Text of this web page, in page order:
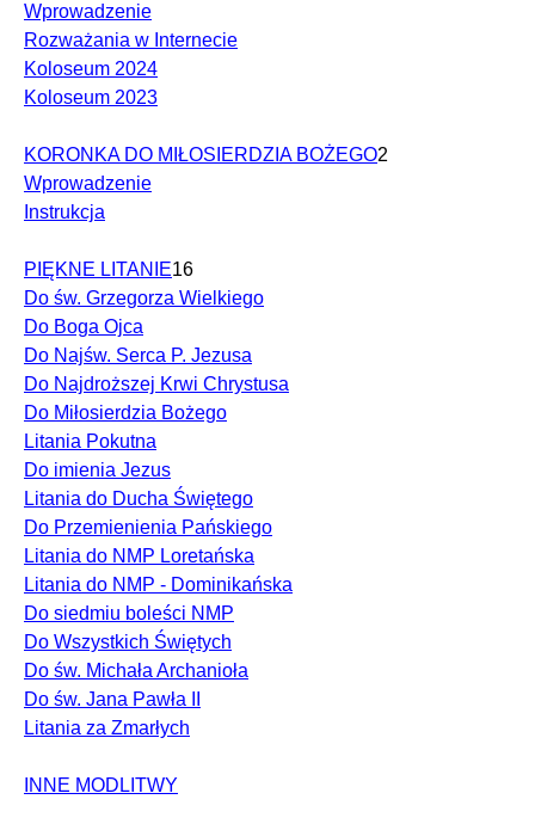
Wprowadzenie
Rozważania w Internecie
Koloseum 2024
Koloseum 2023
KORONKA DO MIŁOSIERDZIA BOŻEGO2
Wprowadzenie
Instrukcja
PIĘKNE LITANIE16
Do św. Grzegorza Wielkiego
Do Boga Ojca
Do Najśw. Serca P. Jezusa
Do Najdroższej Krwi Chrystusa
Do Miłosierdzia Bożego
Litania Pokutna
Do imienia Jezus
Litania do Ducha Świętego
Do Przemienienia Pańskiego
Litania do NMP Loretańska
Litania do NMP - Dominikańska
Do siedmiu boleści NMP
Do Wszystkich Świętych
Do św. Michała Archanioła
Do św. Jana Pawła II
Litania za Zmarłych
INNE MODLITWY